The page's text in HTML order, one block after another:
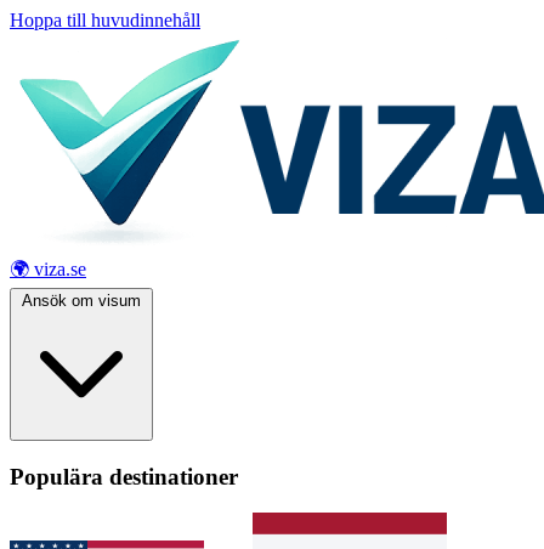
Hoppa till huvudinnehåll
🌍 viza.se
Ansök om visum
Populära destinationer